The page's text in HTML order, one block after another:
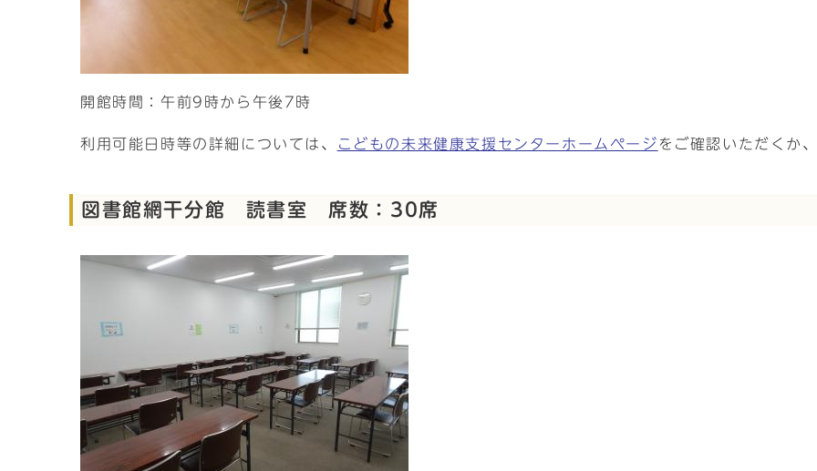
開館時間：午前9時から午後7時
利用可能日時等の詳細については、 こどもの未来健康支援センターホームページ をご確認いただくか
図書館網干分館 読書室 席数：30席